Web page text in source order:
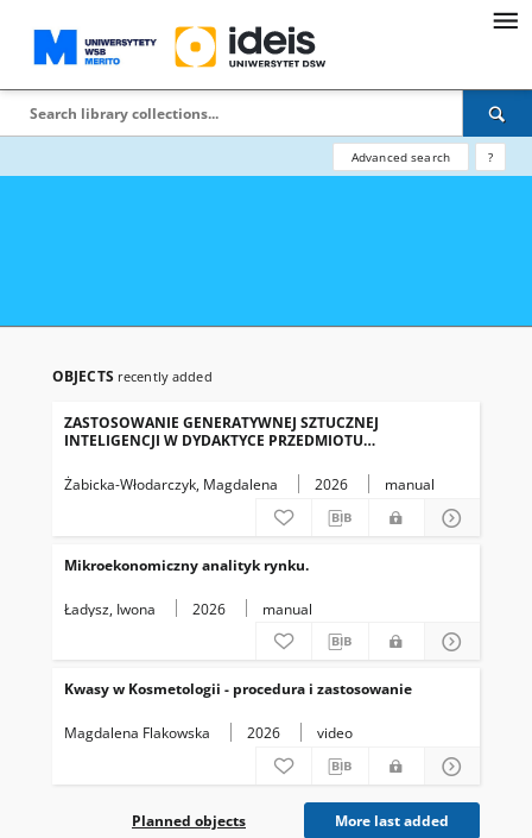
Advanced search ?
OBJECTS recently added
ZASTOSOWANIE GENERATYWNEJ SZTUCZNEJ
INTELIGENCJI W DYDAKTYCE PRZEDMIOTU
SPERSONALIZOWANY ASYSTENT GPT ORAZ POLITYKA
WYKORZYSTANIA AI
Żabicka-Włodarczyk, Magdalena 2026 manual
Mikroekonomiczny analityk rynku.
Ładysz, Iwona 2026 manual
Kwasy w Kosmetologii - procedura i zastosowanie
Magdalena Flakowska 2026 video
Planned objects More last added